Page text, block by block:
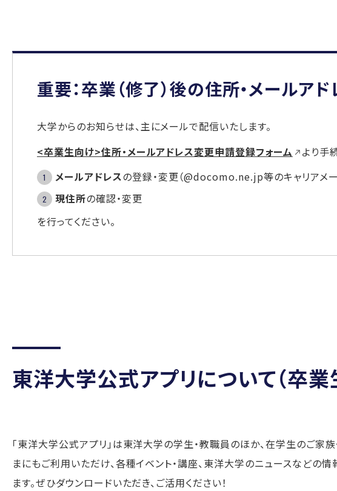
重要：卒業（修了）後の住所・メールア
大学からのお知らせは、主にメールで配信いたします。
<卒業生向け>住所・メールアドレス変更申請登録フォーム
より手
メールアドレスの登録・変更（@docomo.ne.jp等のキャリアメー
現住所の確認・変更
を行ってください。
東洋大学公式アプリについて（卒業
「東洋大学公式アプリ」は東洋大学の学生・教職員のほか、在学生のご家
まにもご利用いただけ、各種イベント・講座、東洋大学のニュースなどの
ます。ぜひダウンロードいただき、ご活用ください！